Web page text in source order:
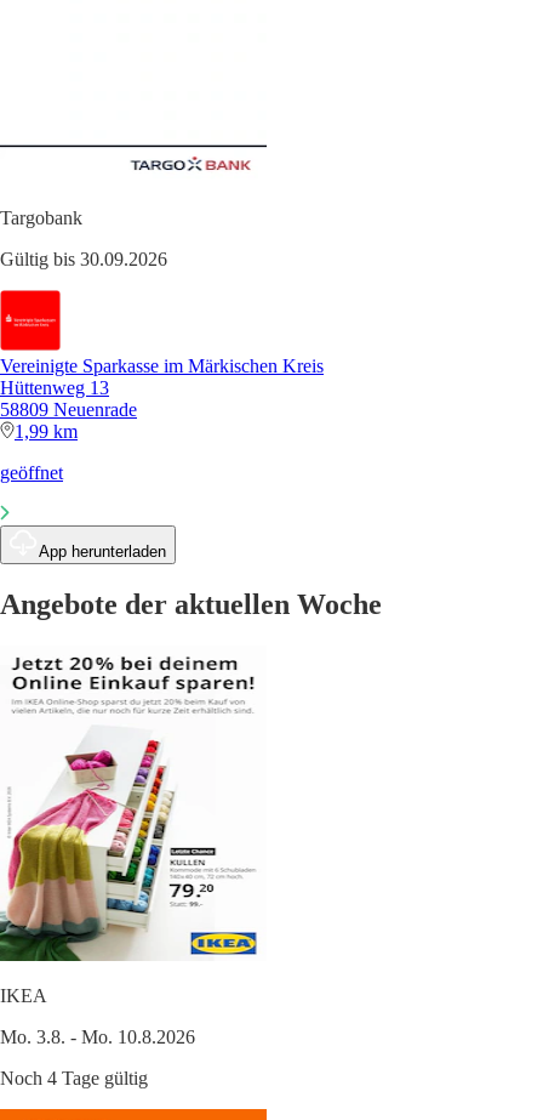
Targobank
Gültig bis 30.09.2026
Vereinigte Sparkasse im Märkischen Kreis
Hüttenweg 13
58809 Neuenrade
1,99 km
geöffnet
App herunterladen
Angebote der aktuellen Woche
IKEA
Mo. 3.8. - Mo. 10.8.2026
Noch 4 Tage gültig